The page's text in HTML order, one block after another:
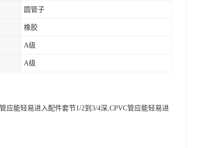
圆管子
橡胶
A级
A级
能轻易进入配件套节1/2到3/4深,CPVC管应能轻易进